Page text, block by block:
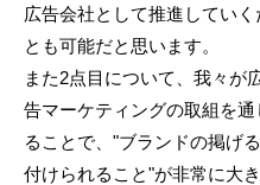
広告会社として推進してい
とも可能だと思います。
また2点目について、我々が
告マーケティングの取組を
ることで、"ブランドの掲げ
付けられること"が非常に大